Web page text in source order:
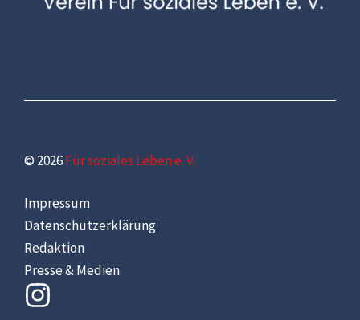
© 2026Für soziales Leben e. V.
Impressum
Datenschutzerklärung
Redaktion
Presse & Medien